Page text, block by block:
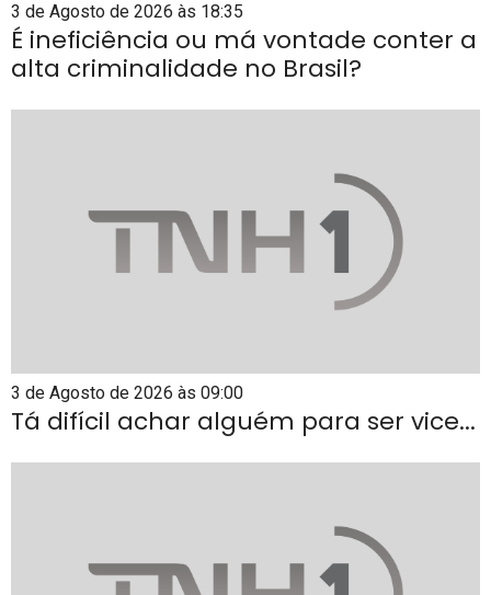
3 de Agosto de 2026 às 18:35
É ineficiência ou má vontade conter a
alta criminalidade no Brasil?
3 de Agosto de 2026 às 09:00
Tá difícil achar alguém para ser vice...